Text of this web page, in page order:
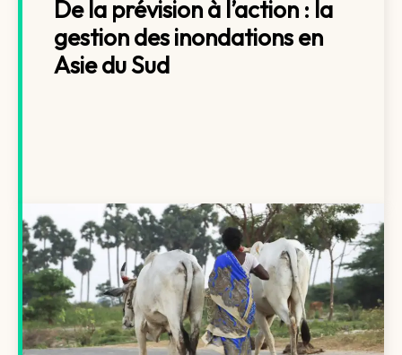
De la prévision à l’action : la
gestion des inondations en
Asie du Sud